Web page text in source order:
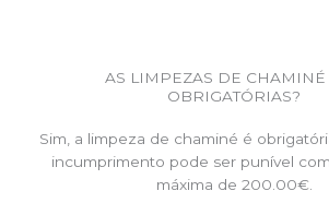
AS LIMPEZAS DE CHAMINÉ
OBRIGATÓRIAS?
Sim, a limpeza de chaminé é
incumprimento pode ser punível
máxima de 200.00€.